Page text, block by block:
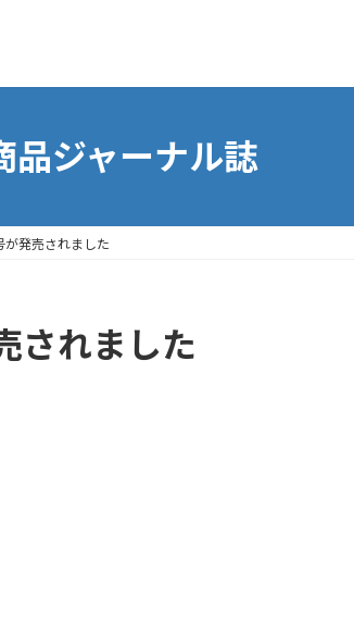
品ジャーナル誌
が発売されました
されました